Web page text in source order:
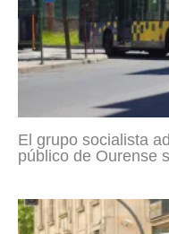
El grupo socialista
público de Ourense